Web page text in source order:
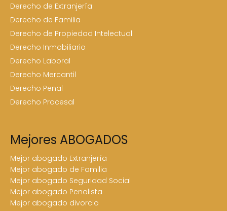
Derecho de Extranjería
Derecho de Familia
Derecho de Propiedad Intelectual
Derecho Inmobiliario
Derecho Laboral
Derecho Mercantil
Derecho Penal
Derecho Procesal
Mejores ABOGADOS
Mejor abogado Extranjería
Mejor abogado de Familia
Mejor abogado Seguridad Social
Mejor abogado Penalista
Mejor abogado divorcio